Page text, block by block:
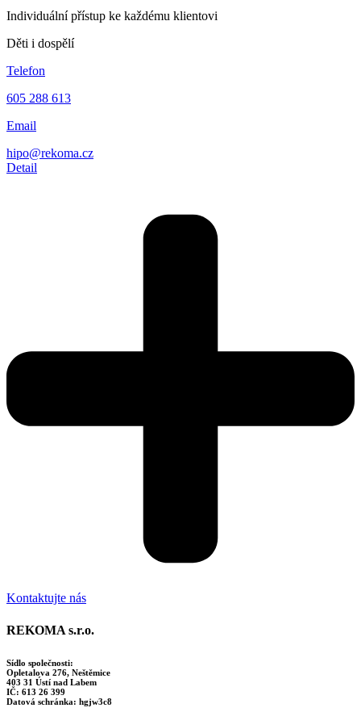
Individuální přístup ke každému klientovi
Děti i dospělí
Telefon
605 288 613
Email
hipo@rekoma.cz
Detail
Kontaktujte nás
REKOMA s.r.o.
Sídlo společnosti:
Opletalova 276, Neštěmice
403 31 Ústí nad Labem
IČ: 613 26 399
Datová schránka: hgjw3c8